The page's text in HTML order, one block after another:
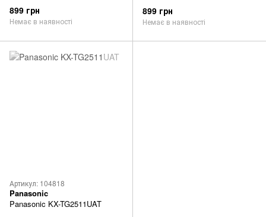
899 грн
Немає в наявності
899 грн
Немає в наявності
Артикул: 104818
Panasonic
Panasonic KX-TG2511UAT